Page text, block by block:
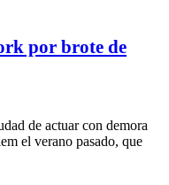
por brote de
de actuar con demora
el verano pasado, que